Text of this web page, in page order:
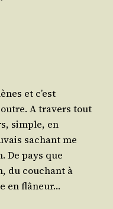
et c’est
A tra­vers tout
simple, en
sachant me
De pays que
du cou­chant à
en flâ­neur…